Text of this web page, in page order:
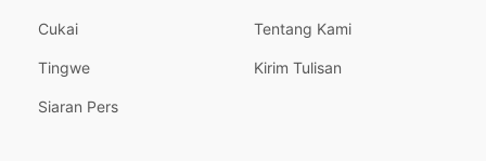
Cukai
Tingwe
Siaran Pers
Tentang Kami
Kirim Tulisan